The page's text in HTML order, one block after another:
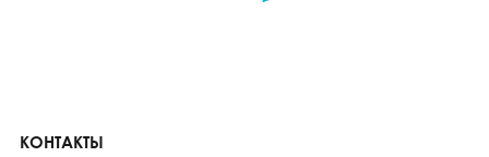
КОНТАКТЫ